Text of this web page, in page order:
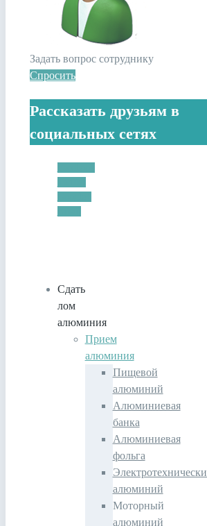
Задать вопрос сотруднику
Спросить
Рассказать друзьям в
социальных сетях
Сдать
лом
алюминия
Прием
алюминия
Пищевой
алюминий
Алюминиевая
банка
Алюминиевая
фольга
алюминий
Моторный
алюминий